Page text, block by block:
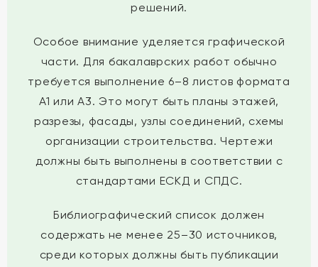
решений.
Особое внимание уделяется графической
части. Для бакалаврских работ обычно
требуется выполнение 6–8 листов формата
А1 или А3. Это могут быть планы этажей,
разрезы, фасады, узлы соединений, схемы
организации строительства. Чертежи
должны быть выполнены в соответствии с
стандартами ЕСКД и СПДС.
Библиографический список должен
содержать не менее 25–30 источников,
среди которых должны быть публикации